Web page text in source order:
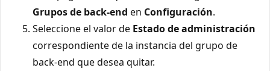
Grupos de back-end en Configuración.
Seleccione el valor de Estado de administración
correspondiente de la instancia del grupo de
back-end que desea quitar.